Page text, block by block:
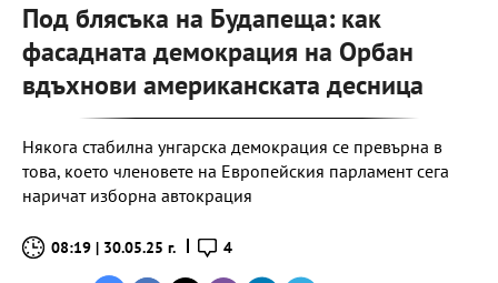
Под блясъка на Будапеща: как
фасадната демокрация на Орбан
вдъхнови американската десница
Някога стабилна унгарска демокрация се превърна в
това, което членовете на Европейския парламент сега
наричат изборна автокрация
08:19 | 30.05.25 г. 4